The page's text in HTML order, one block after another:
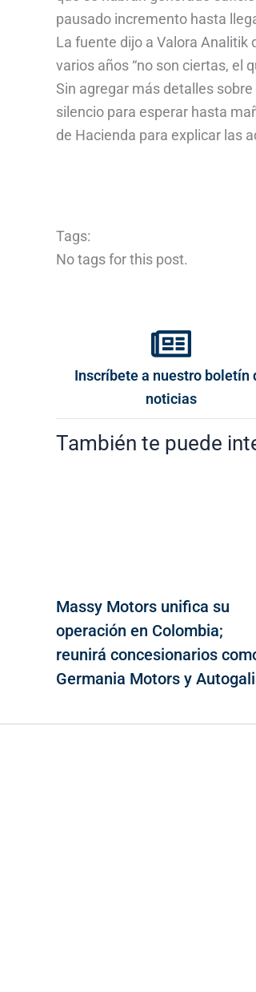
pausado incremento hasta
La fuente dijo a Valora Analitik
varios años “no son ciertas, el
Sin agregar más detalles
silencio para esperar hasta
de Hacienda para explicar las
Tags:
No tags for this post.
Inscríbete a nuestro boletín
noticias
También te puede
Massy Motors unifica su
operación en Colombia;
reunirá concesionarios
Germania Motors y